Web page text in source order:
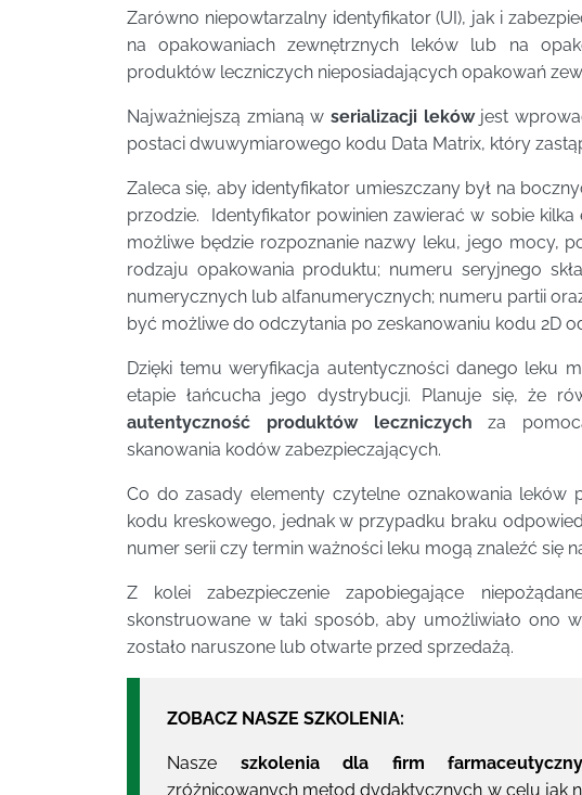
Zarówno niepowtarzalny identyfikator (UI), jak i
na opakowaniach zewnętrznych leków lub na
produktów leczniczych nieposiadających opakowań
Najważniejszą zmianą w serializacji lekówjest
postaci dwuwymiarowego kodu Data Matrix, który
Zaleca się, aby identyfikator umieszczany był na
przodzie. Identyfikator powinien zawierać w sobie
możliwe będzie rozpoznanie nazwy leku, jego mocy,
rodzaju opakowania produktu; numeru seryjnego
numerycznych lub alfanumerycznych; numeru partii
być możliwe do odczytania po zeskanowaniu kodu 2D
Dzięki temu weryfikacja autentyczności danego leku
etapie łańcucha jego dystrybucji. Planuje się, że
autentyczność produktów leczniczych za
skanowania kodów zabezpieczających.
Co do zasady elementy czytelne oznakowania
kodu kreskowego, jednak w przypadku braku
numer serii czy termin ważności leku mogą znaleźć się
Z kolei zabezpieczenie zapobiegające
skonstruowane w taki sposób, aby umożliwiało ono
zostało naruszone lub otwarte przed sprzedażą.
ZOBACZ NASZE SZKOLENIA:
Nasze szkolenia dla firm
zróżnicowanych metod dydaktycznych w celu jak